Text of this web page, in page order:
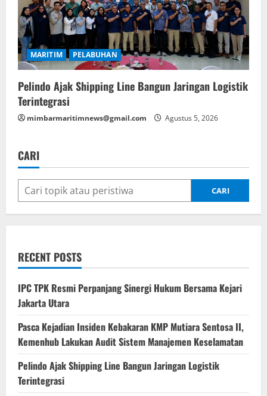
MARITIM PELABUHAN
Pelindo Ajak Shipping Line Bangun Jaringan Logistik
Terintegrasi
mimbarmaritimnews@gmail.com Agustus 5, 2026
CARI
CARI
RECENT POSTS
IPC TPK Resmi Perpanjang Sinergi Hukum Bersama Kejari
Jakarta Utara
Pasca Kejadian Insiden Kebakaran KMP Mutiara Sentosa II,
Kemenhub Lakukan Audit Sistem Manajemen Keselamatan
Pelindo Ajak Shipping Line Bangun Jaringan Logistik
Terintegrasi